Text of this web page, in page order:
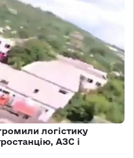
логістику
АЗС і